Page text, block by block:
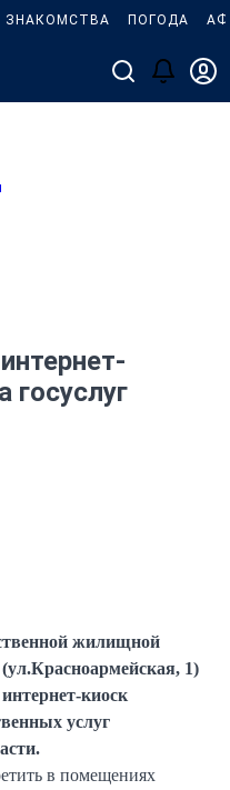
ЗНАКОМСТВА ПОГОДА
госуслуг
жилищной
1)
киоск
услуг
в помещениях